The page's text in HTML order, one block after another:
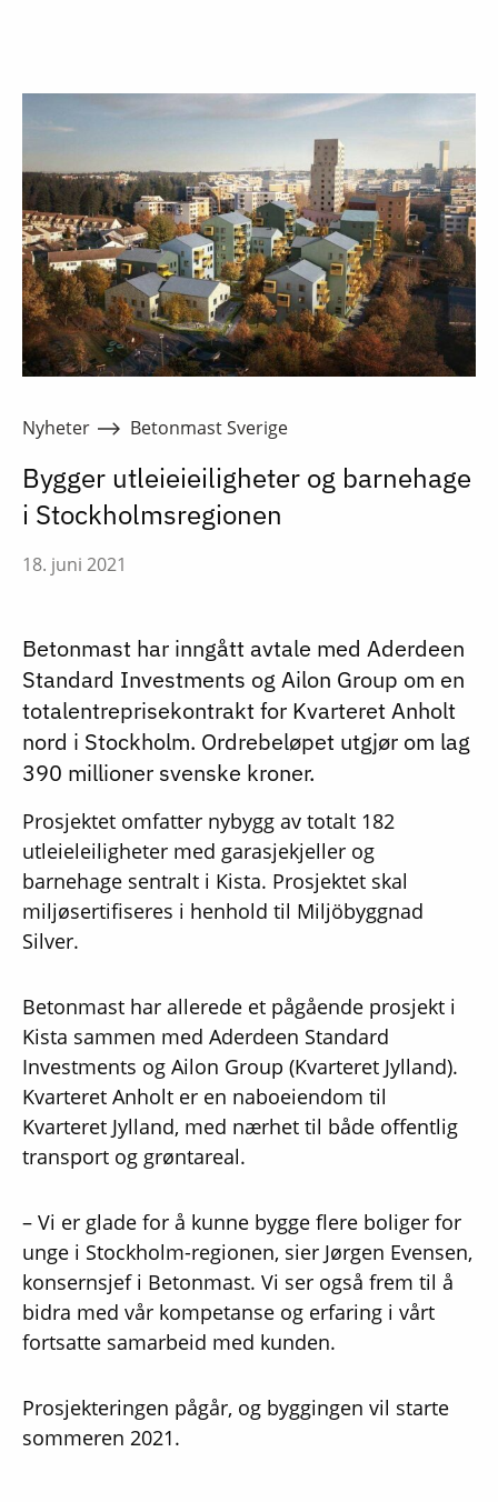
Nyheter Betonmast Sverige
Bygger utleieieiligheter og barnehage
i Stockholmsregionen
18. juni 2021
Betonmast har inngått avtale med Aderdeen
Standard Investments og Ailon Group om en
totalentreprisekontrakt for Kvarteret Anholt
nord i Stockholm. Ordrebeløpet utgjør om lag
390 millioner svenske kroner.
Prosjektet omfatter nybygg av totalt 182
utleieleiligheter med garasjekjeller og
barnehage sentralt i Kista. Prosjektet skal
miljøsertifiseres i henhold til Miljöbyggnad
Silver.
Betonmast har allerede et pågående prosjekt i
Kista sammen med Aderdeen Standard
Investments og Ailon Group (Kvarteret Jylland).
Kvarteret Anholt er en naboeiendom til
Kvarteret Jylland, med nærhet til både offentlig
transport og grøntareal.
– Vi er glade for å kunne bygge flere boliger for
unge i Stockholm-regionen, sier Jørgen Evensen,
konsernsjef i Betonmast. Vi ser også frem til å
bidra med vår kompetanse og erfaring i vårt
fortsatte samarbeid med kunden.
Prosjekteringen pågår, og byggingen vil starte
sommeren 2021.